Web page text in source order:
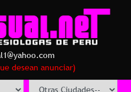
desean anunciar)